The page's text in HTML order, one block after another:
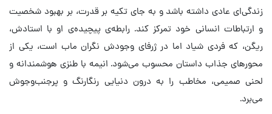
زندگی‌ای عادی داشته باشد و به جای تکیه بر قدرت، بر بهبود شخصیت
و ارتباطات انسانی خود تمرکز کند. رابطه‌ی پیچیده‌ی او با استادش،
ریگن، که فردی شیاد اما در ژرفای وجودش نگران ماب است، یکی از
محورهای جذاب داستان محسوب می‌شود. انیمه با طنزی هوشمندانه و
لحنی صمیمی، مخاطب را به درون دنیایی رنگارنگ و پرجنب‌وجوش
می‌برد.